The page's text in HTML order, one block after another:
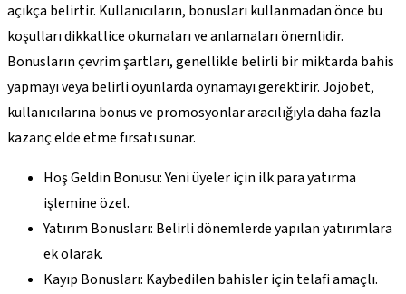
açıkça belirtir. Kullanıcıların, bonusları kullanmadan önce bu
koşulları dikkatlice okumaları ve anlamaları önemlidir.
Bonusların çevrim şartları, genellikle belirli bir miktarda bahis
yapmayı veya belirli oyunlarda oynamayı gerektirir. Jojobet,
kullanıcılarına bonus ve promosyonlar aracılığıyla daha fazla
kazanç elde etme fırsatı sunar.
Hoş Geldin Bonusu: Yeni üyeler için ilk para yatırma
işlemine özel.
Yatırım Bonusları: Belirli dönemlerde yapılan yatırımlara
ek olarak.
Kayıp Bonusları: Kaybedilen bahisler için telafi amaçlı.